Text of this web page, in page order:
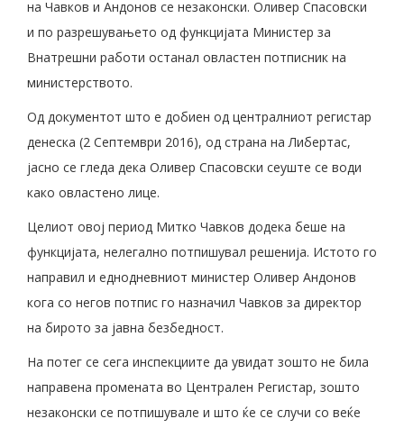
на Чавков и Андонов се незаконски. Оливер Спасовски
и по разрешувањето од функцијата Министер за
Внатрешни работи останал овластен потписник на
министерството.
Од документот што е добиен од централниот регистар
денеска (2 Септември 2016), од страна на Либертас,
јасно се гледа дека Оливер Спасовски сеуште се води
како овластено лице.
Целиот овој период Митко Чавков додека беше на
функцијата, нелегално потпишувал решенија. Истото го
направил и еднодневниот министер Оливер Андонов
кога со негов потпис го назначил Чавков за директор
на бирото за јавна безбедност.
На потег се сега инспекциите да увидат зошто не била
направена промената во Централен Регистар, зошто
незаконски се потпишувале и што ќе се случи со веќе